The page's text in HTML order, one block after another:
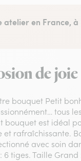
atelier en France, à
de joie
bouquet Petit
tous
bouquet est idéal
et rafraîchissante.
avec soin
tiges. Taille Grand